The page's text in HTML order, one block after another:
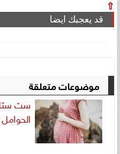
⇧
قد يعجبك ايضا
موضوعات متعلقة
ست